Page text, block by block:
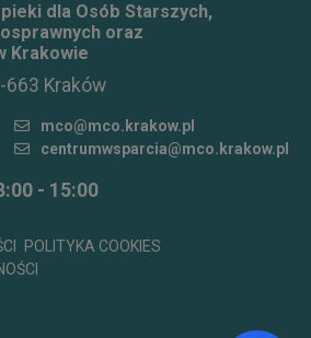
dla Osób Starszych,
oraz
Krakowie
663 Kraków
mco@mco.krakow.pl
centrumwsparcia@mco.krakow.pl
- 15:00
POLITYKA COOKIES